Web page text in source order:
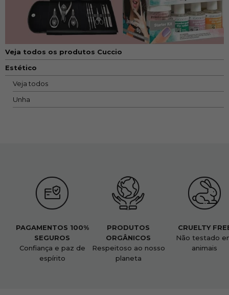
Veja todos os produtos Cuccio
Estético
Veja todos
Unha
PAGAMENTOS 100%
SEGUROS
Confiança e paz de
espírito
PRODUTOS
ORGÂNICOS
Respeitoso ao nosso
planeta
CRUELTY
Não testado
animais